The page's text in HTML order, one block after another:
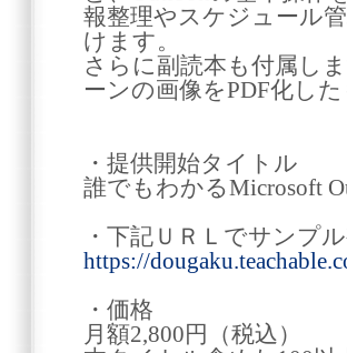
報整理やスケジュール
けます。
さらに副読本も付属し
ーンの画像をPDF化し
・提供開始タイトル
誰でもわかるMicrosoft
・下記ＵＲＬでサンプ
https://
・価格
月額2,800円（税込）